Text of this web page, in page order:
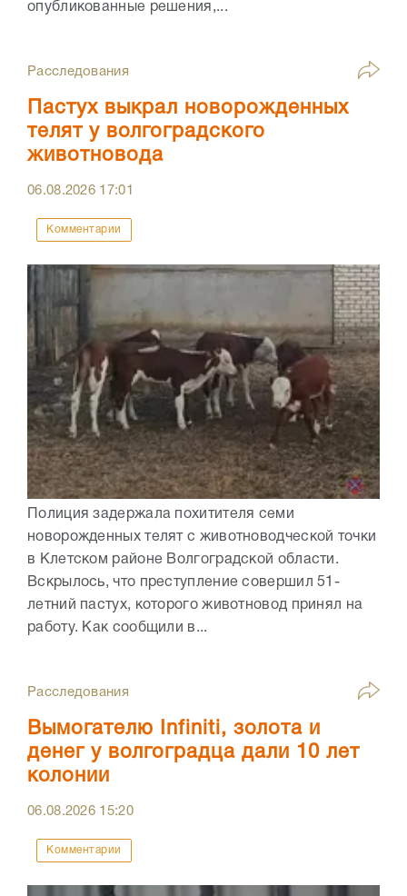
опубликованные решения,...
Расследования
Пастух выкрал новорожденных
телят у волгоградского
животновода
06.08.2026 17:01
Комментарии
Полиция задержала похитителя семи
новорожденных телят с животноводческой точки
в Клетском районе Волгоградской области.
Вскрылось, что преступление совершил 51-
летний пастух, которого животновод принял на
работу. Как сообщили в...
Расследования
Вымогателю Infiniti, золота и
денег у волгоградца дали 10 лет
колонии
06.08.2026 15:20
Комментарии